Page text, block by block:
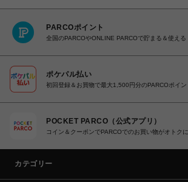
PARCOポイント
全国のPARCOやONLINE PARCOで貯まる＆使える
ポケパル払い
初回登録＆お買物で最大1,500円分のPARCOポイン
POCKET PARCO（公式アプリ）
コイン＆クーポンでPARCOでのお買い物がオトクに
カテゴリー